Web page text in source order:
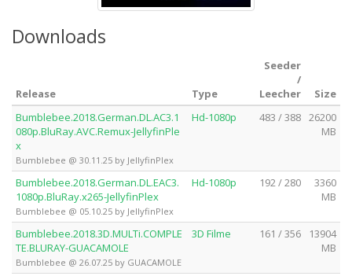
Downloads
Release Type
Seeder
/
Leecher
Size
Bumblebee.2018.German.DL.AC3.1
080p.BluRay.AVC.Remux-JellyfinPle
x
Bumblebee @ 30.11.25 by JellyfinPlex
Hd-1080p 483 / 388 26200
MB
Bumblebee.2018.German.DL.EAC3.
1080p.BluRay.x265-JellyfinPlex
Bumblebee @ 05.10.25 by JellyfinPlex
Hd-1080p 192 / 280
3360
MB
Bumblebee.2018.3D.MULTi.COMPLE
TE.BLURAY-GUACAMOLE
Bumblebee @ 26.07.25 by GUACAMOLE
3D Filme 161 / 356
13904
MB